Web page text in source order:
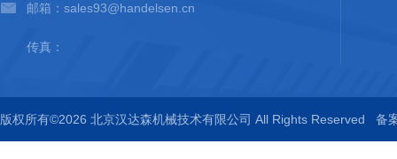
邮箱：sales93@handelsen.cn
传真：
版权所有©2026 北京汉达森机械技术有限公司 All Rights Reserved 备